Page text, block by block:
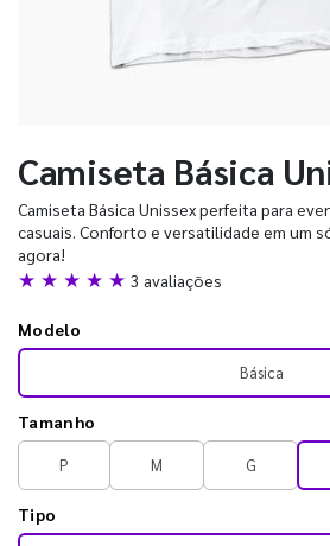
Camiseta Básica
Camiseta Básica Unissex perfeita para
casuais. Conforto e versatilidade em um
agora!
★ ★ ★ ★ ★ 3 avaliações
Modelo
Básica
Tamanho
P M G
Tipo